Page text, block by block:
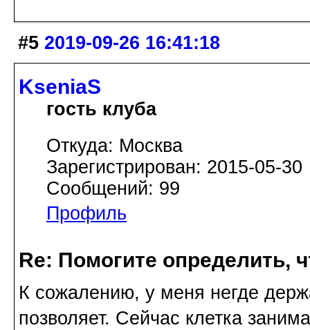
#5 2019-09-26 16:41:18
KseniaS
гость клуба
Откуда: Москва
Зарегистрирован: 2015-05-30
Сообщений: 99
Профиль
Re: Помогите определить,
К сожалению, у меня негде
позволяет. Сейчас клетка